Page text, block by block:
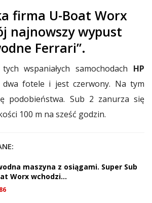
firma U-Boat Worx
najnowszy wypust
Ferrari”.
wspaniałych samochodach HP
dwa fotele i jest czerwony. Na tym
podobieństwa. Sub 2 zanurza się
100 m na sześć godzin.
maszyna z osiągami. Super Sub
Worx wchodzi…